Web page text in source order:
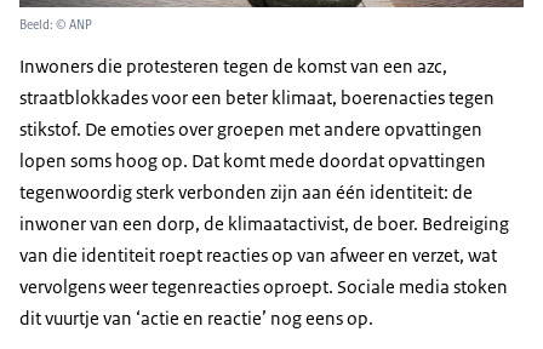
Beeld: © ANP
Inwoners die protesteren tegen de komst van een azc,
straatblokkades voor een beter klimaat, boerenacties tegen
stikstof. De emoties over groepen met andere opvattingen
lopen soms hoog op. Dat komt mede doordat opvattingen
tegenwoordig sterk verbonden zijn aan één identiteit: de
inwoner van een dorp, de klimaatactivist, de boer. Bedreiging
van die identiteit roept reacties op van afweer en verzet, wat
vervolgens weer tegenreacties oproept. Sociale media stoken
dit vuurtje van ‘actie en reactie’ nog eens op.